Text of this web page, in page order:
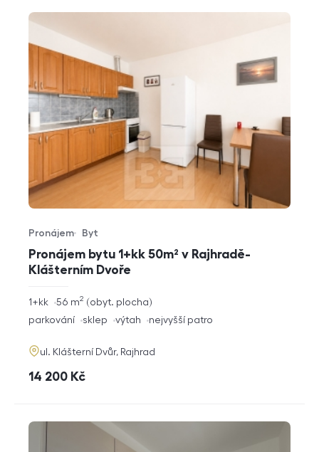
Pronájem bytu 1+kk 50m² v Rajhradě-
Klášterním Dvoře
Typ nabídky
Pronájem
Typ nemovitosti
Byt
rozměry
dispozice
1+kk obyt. plocha
56 m2
funkce
parkování sklep výtah nejvyšší patro
adresa
ul. Klášterní Dvůr, Rajhrad
cena
14 200 Kč